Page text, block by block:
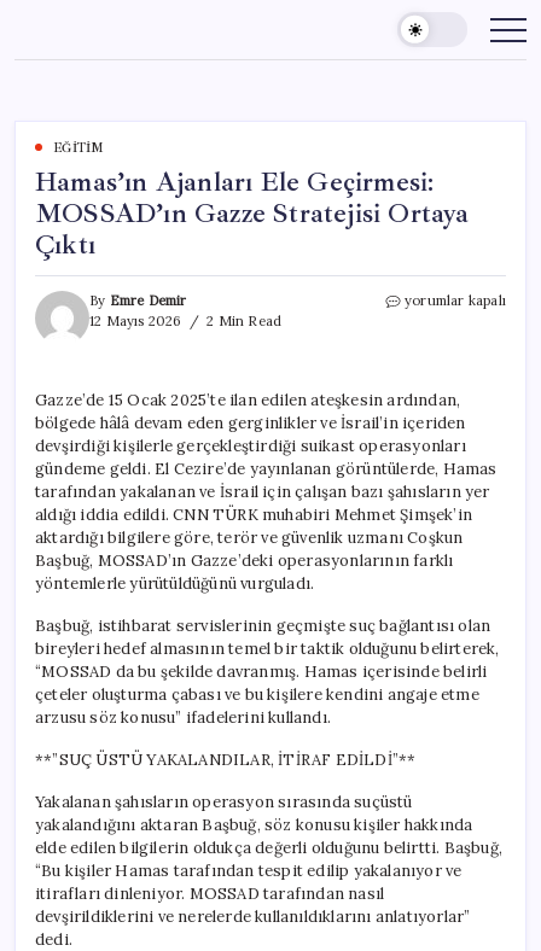
content
EĞITIM
Hamas’ın Ajanları Ele Geçirmesi:
MOSSAD’ın Gazze Stratejisi Ortaya
Çıktı
By Emre Demir
12 Mayıs 2026
2 Min Read
Hamas’ın
Gazze
Stratejisi
Ortaya
Çıktı
için
yorumlar kapalı
Gazze’de 15 Ocak 2025’te ilan edilen ateşkesin ardından,
bölgede hâlâ devam eden gerginlikler ve İsrail’in içeriden
devşirdiği kişilerle gerçekleştirdiği suikast operasyonları
gündeme geldi. El Cezire’de yayınlanan görüntülerde, Hamas
tarafından yakalanan ve İsrail için çalışan bazı şahısların yer
aldığı iddia edildi. CNN TÜRK muhabiri Mehmet Şimşek’in
aktardığı bilgilere göre, terör ve güvenlik uzmanı Coşkun
Başbuğ, MOSSAD’ın Gazze’deki operasyonlarının farklı
yöntemlerle yürütüldüğünü vurguladı.
Başbuğ, istihbarat servislerinin geçmişte suç bağlantısı olan
bireyleri hedef almasının temel bir taktik olduğunu belirterek,
“MOSSAD da bu şekilde davranmış. Hamas içerisinde belirli
çeteler oluşturma çabası ve bu kişilere kendini angaje etme
arzusu söz konusu” ifadelerini kullandı.
**”SUÇ ÜSTÜ YAKALANDILAR, İTİRAF EDİLDİ”**
Yakalanan şahısların operasyon sırasında suçüstü
yakalandığını aktaran Başbuğ, söz konusu kişiler hakkında
elde edilen bilgilerin oldukça değerli olduğunu belirtti. Başbuğ,
“Bu kişiler Hamas tarafından tespit edilip yakalanıyor ve
itirafları dinleniyor. MOSSAD tarafından nasıl
devşirildiklerini ve nerelerde kullanıldıklarını anlatıyorlar”
dedi.